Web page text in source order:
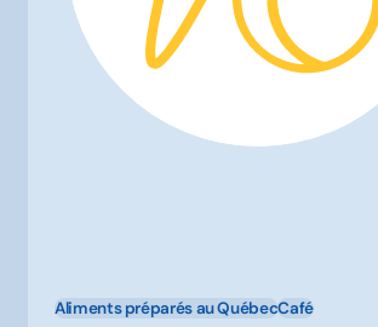
Aliments préparés au QuébecCafé